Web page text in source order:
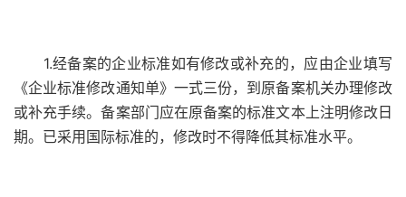
1.经备案的企业标准如有修改或补充的，应由企业填写
《企业标准修改通知单》一式三份，到原备案机关办理修改
或补充手续。备案部门应在原备案的标准文本上注明修改日
期。已采用国际标准的，修改时不得降低其标准水平。